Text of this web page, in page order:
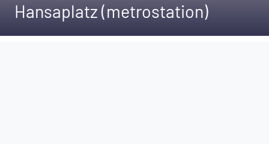
Hansaplatz (metrostation)